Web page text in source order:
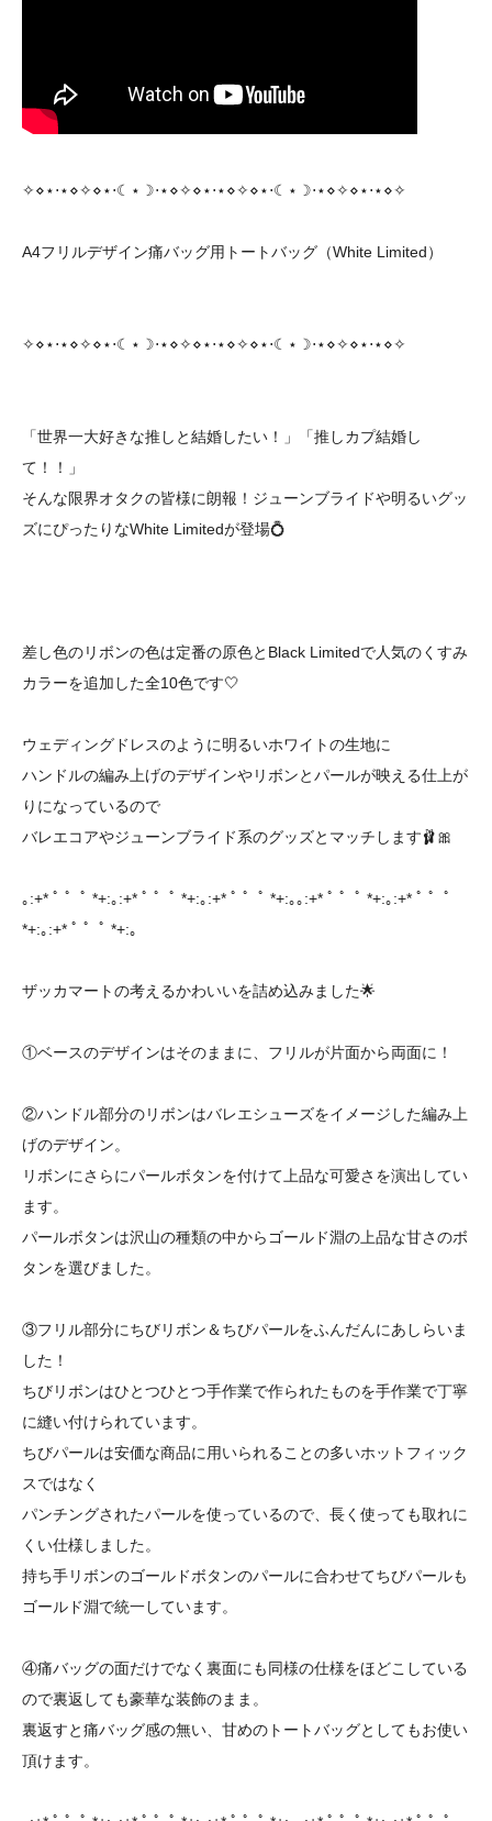
✧⋄⋆⋅⋆⋄✧⋄⋆⋅☾⋆☽⋅⋆⋄✧⋄⋆⋅⋆⋄✧⋄⋆⋅☾⋆☽⋅⋆⋄✧⋄⋆⋅⋆⋄✧
A4フリルデザイン痛バッグ用トートバッグ（White Limited）
✧⋄⋆⋅⋆⋄✧⋄⋆⋅☾⋆☽⋅⋆⋄✧⋄⋆⋅⋆⋄✧⋄⋆⋅☾⋆☽⋅⋆⋄✧⋄⋆⋅⋆⋄✧
「世界一大好きな推しと結婚したい！」「推しカプ結婚し
て！！」
そんな限界オタクの皆様に朗報！ジューンブライドや明るいグッ
ズにぴったりなWhite Limitedが登場💍
差し色のリボンの色は定番の原色とBlack Limitedで人気のくすみ
カラーを追加した全10色です🤍
ウェディングドレスのように明るいホワイトの生地に
ハンドルの編み上げのデザインやリボンとパールが映える仕上が
りになっているので
バレエコアやジューンブライド系のグッズとマッチします🩰🎀
｡:+* ﾟ ゜ﾟ *+:｡:+* ﾟ ゜ﾟ *+:｡:+* ﾟ ゜ﾟ *+:｡｡:+* ﾟ ゜ﾟ *+:｡:+* ﾟ ゜ﾟ
*+:｡:+* ﾟ ゜ﾟ *+:｡
ザッカマートの考えるかわいいを詰め込みました🌟
①ベースのデザインはそのままに、フリルが片面から両面に！
②ハンドル部分のリボンはバレエシューズをイメージした編み上
げのデザイン。
リボンにさらにパールボタンを付けて上品な可愛さを演出してい
ます。
パールボタンは沢山の種類の中からゴールド淵の上品な甘さのボ
タンを選びました。
③フリル部分にちびリボン＆ちびパールをふんだんにあしらいま
した！
ちびリボンはひとつひとつ手作業で作られたものを手作業で丁寧
に縫い付けられています。
ちびパールは安価な商品に用いられることの多いホットフィック
スではなく
パンチングされたパールを使っているので、長く使っても取れに
くい仕様しました。
持ち手リボンのゴールドボタンのパールに合わせてちびパールも
ゴールド淵で統一しています。
④痛バッグの面だけでなく裏面にも同様の仕様をほどこしている
ので裏返しても豪華な装飾のまま。
裏返すと痛バッグ感の無い、甘めのトートバッグとしてもお使い
頂けます。